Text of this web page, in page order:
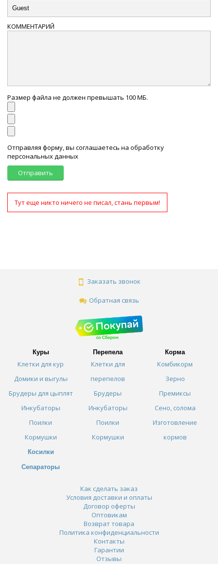
КОММЕНТАРИЙ
Размер файла не должен превышать 100 МБ.
Отправляя форму, вы соглашаетесь на обработку
персональных данных
Отправить
Тут еще никто ничего не писал, стань первым!
Заказать звонок
Обратная связь
Куры
Клетки для кур
Домики и выгулы
Брудеры для цыплят
Инкубаторы
Поилки
Кормушки
Косилки
Сепараторы
Перепела
Клетки для
перепелов
Брудеры
Инкубаторы
Поилки
Кормушки
Корма
Комбикорм
Зерно
Премиксы
Сено, солома
Изготовление
кормов
Как сделать заказ
Условия доставки и оплаты
Договор оферты
Оптовикам
Возврат товара
Политика конфиденциальности
Контакты
Гарантии
Отзывы